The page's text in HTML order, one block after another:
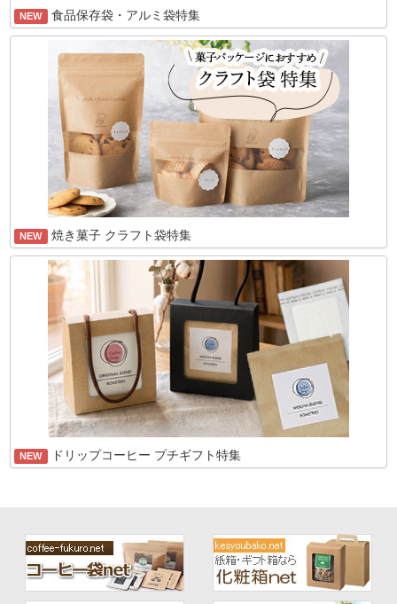
NEW 食品保存袋・アルミ袋特集
NEW 焼き菓子 クラフト袋特集
NEW ドリップコーヒー プチギフト特集